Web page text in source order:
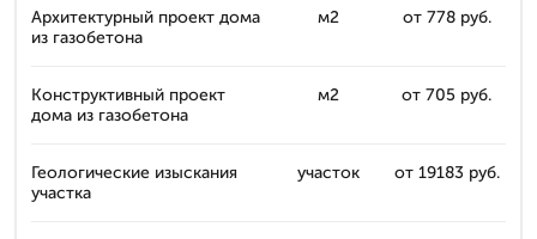
Архитектурный проект дома
из газобетона
м2 от 778 руб.
Конструктивный проект
дома из газобетона
м2 от 705 руб.
Геологические изыскания
участка
участок от 19183 руб.